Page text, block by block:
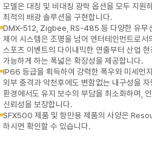
모델은 대칭 및 비대칭 광학 옵션을 모두 지원
최적의 배광 솔루션을 구현합니다.
DMX-512, Zigbee, RS-485 등 다양한 유무
제어 시스템은 조명을 넘어 엔터테인먼트로서
스포츠 이벤트의 다이내믹한 연출부터 산업
가능하게 하는 폭넓은 확장성을 제공합니다.
IP66 등급을 획득하여 강력한 폭우와 미세먼
외부 충격과 악천후에도 변함없는 내구성을
환경에서도 유지 보수의 부담을 최소화하며,
신뢰성을 보장합니다.
SFX500 제품 및 항만용 제품의 사양은
하시면 확인할 수 있습니다.